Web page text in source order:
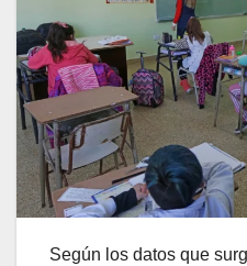
Según los datos que